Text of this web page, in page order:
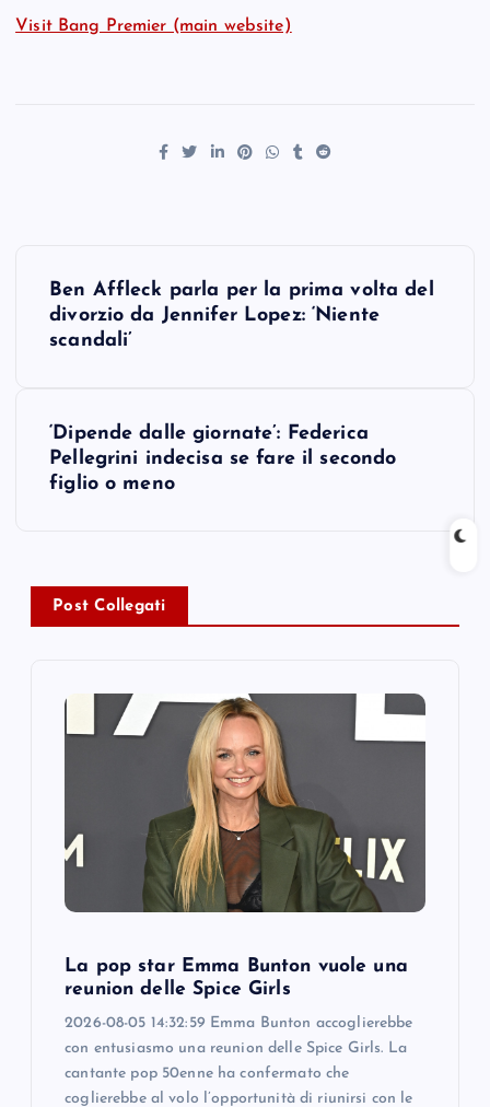
Visit Bang Premier (main website)
v
Ben Affleck parla per la prima volta del
divorzio da Jennifer Lopez: ‘Niente
scandali’
‘Dipende dalle giornate’: Federica
Pellegrini indecisa se fare il secondo
figlio o meno
Post Collegati
La pop star Emma Bunton vuole una
reunion delle Spice Girls
2026-08-05 14:32:59 Emma Bunton accoglierebbe
con entusiasmo una reunion delle Spice Girls. La
cantante pop 50enne ha confermato che
coglierebbe al volo l’opportunità di riunirsi con le